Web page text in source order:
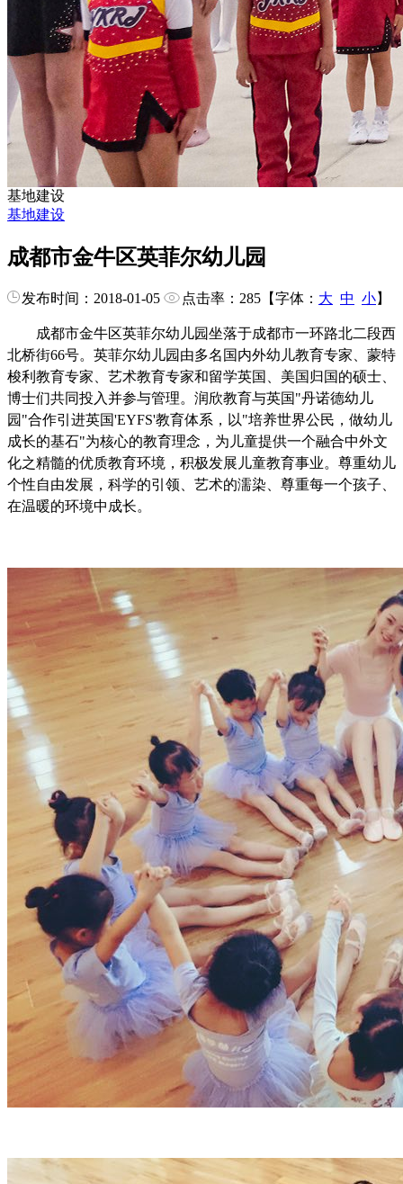
基地建设
基地建设
成都市金牛区英菲尔幼儿园
发布时间：2018-01-05 点击率： 285 【字体： 大 中 小】
成都市金牛区英菲尔幼儿园坐落于成都市一环路北二段西
北桥街66号。英菲尔幼儿园由多名国内外幼儿教育专家、蒙特
梭利教育专家、艺术教育专家和留学英国、美国归国的硕士、
博士们共同投入并参与管理。润欣教育与英国"丹诺德幼儿
园"合作引进英国'EYFS'教育体系，以"培养世界公民，做幼儿
成长的基石"为核心的教育理念，为儿童提供一个融合中外文
化之精髓的优质教育环境，积极发展儿童教育事业。尊重幼儿
个性自由发展，科学的引领、艺术的濡染、尊重每一个孩子、
在温暖的环境中成长。